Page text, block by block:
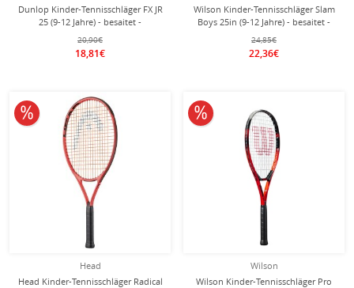
Dunlop Kinder-Tennisschläger FX JR
25 (9-12 Jahre) - besaitet -
20,90€
18,81€
Wilson Kinder-Tennisschläger Slam
Boys 25in (9-12 Jahre) - besaitet -
24,85€
22,36€
Head
Head Kinder-Tennisschläger Radical
10% reduziert
Wilson
Wilson Kinder-Tennisschläger Pro
10% reduziert